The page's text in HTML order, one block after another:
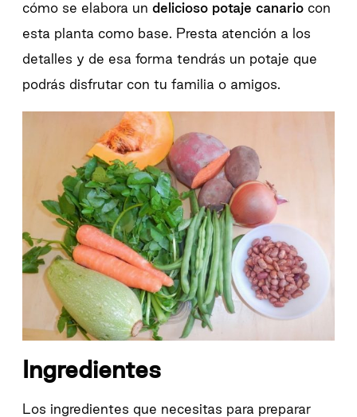
cómo se elabora un delicioso potaje canariocon
esta planta como base. Presta atención a los
detalles y de esa forma tendrás un potaje que
podrás disfrutar con tu familia o amigos.
Ingredientes
Los ingredientes que necesitas para preparar